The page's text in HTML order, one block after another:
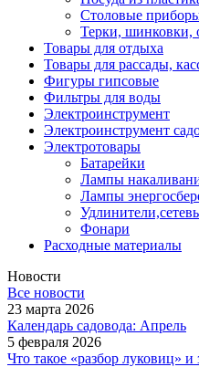
Столовые
Терки, шинковки,
Товары для отдыха
Товары для рассады,
Фигуры гипсовые
Фильтры для воды
Электроинструмент
Электроинструмент
Электротовары
Батарейки
Лампы
Лампы
Фонари
Расходные материалы
Новости
Все новости
23 марта 2026
Календарь садовода: Апрель
5 февраля 2026
Что такое «разбор луковиц»